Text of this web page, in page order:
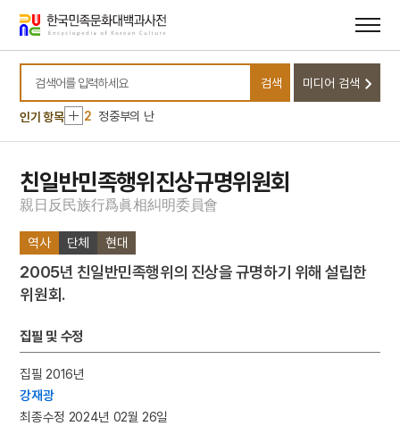
바로가기
바로가기
검색어를 입력하세요
검색 미디어 검색
인기 항목
10 보물섬
1 손곡산인전
2 정중부의 난
3 좽이
4 의성 관덕동 석불 좌상
5 이
7
구이
8 동사연표
1 손곡산인전
2
3
좽이
친일반민족행위진상규명위원회
親日 反民族行爲眞相糾明委員會
역사 단체 현대
2005년 친일반민족행위의 진상을 규명하기 위해 설립한
위원회.
집필 및 수정
집필 2016년
강재광
최종수정 2024년 02월 26일